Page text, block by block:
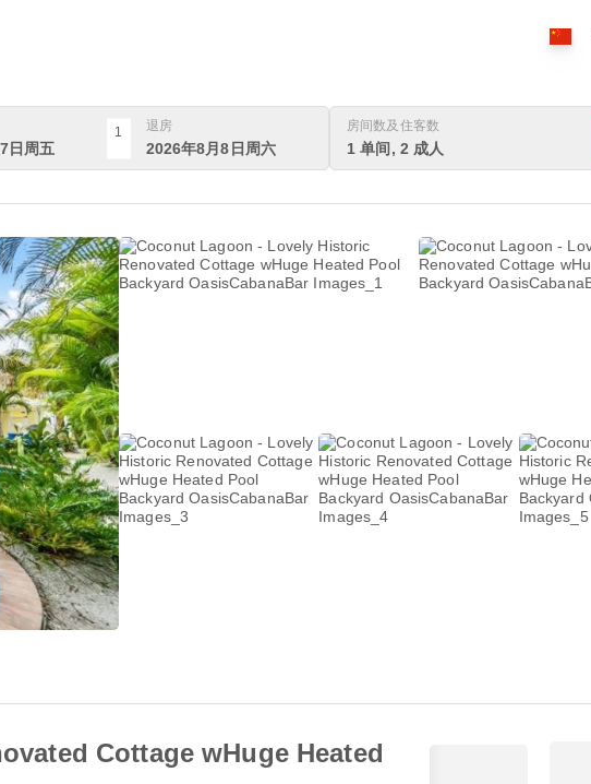
日周五
1 退房
2026年8月8日周六
房间数及住客数
1 单间, 2 成人
Cottage wHuge Heated